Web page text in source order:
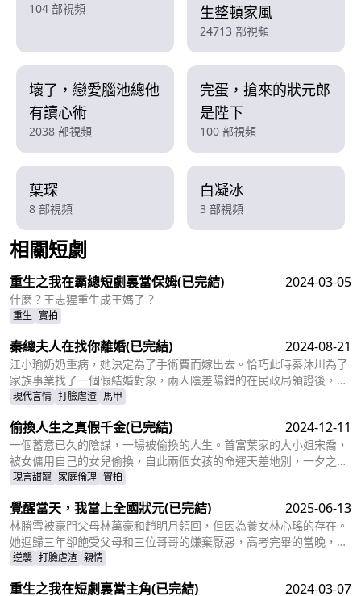
104 部視頻
生整頓家風
24713 部視頻
壞了，戀愛腦池總他
有讀心術
2038 部視頻
完蛋，搶來的狀元郎
是陛下
100 部視頻
葉琛
8 部視頻
白凝冰
3 部視頻
相關短劇
重生之我在霸總短劇裏當保姆(已完結) 2024-03-05
什麼？王志猩重生成王媽了？
重生 實拍
秦總夫人在找你離婚(已完結) 2024-08-21
江小瑜奶奶重病，她決定為了手術費而嫁出去。恰巧此時秦沐川為了
家族事業找了一個假結婚對象，兩人陰差陽錯的在民政局領證後，秦
沐川計劃一年後離婚並留下電話。一年後，江小瑜在秦沐川的公司面
現代言情 打臉虐渣 馬甲
偷換人生之真假千金(已完結) 2024-12-11
一個蓄意已久的陰謀，一場被偷換的人生。首富葉家的大小姐宋喬，
被女傭用自己的女兒偷換，自此兩個女孩的命運天差地別，一夕之間
本該是天之驕女的宋喬淪落為傭人女兒，從小備受折磨。而本該貧窮
現言甜寵 家庭倫理 實拍
覺醒當天，我當上全國狀元(已完結) 2025-06-13
林勝雪被豪門父母林萬豪和趙明月領回，但因為養女林心瑤的存在。
她迴歸三年卻飽受父母和三位哥哥的嫌棄厭惡，高考完畢的當晚，更
是因為救出被林心瑤撞成植物人的傅芊芊，被親生父母和三個哥哥聯
面對三位哥哥施捨和不屑，林勝雪果斷跟她們斷絕關係，還在狀元宴
逆襲 打臉虐渣 親情
重生之我在短劇裏當主角(已完結) 2024-03-07